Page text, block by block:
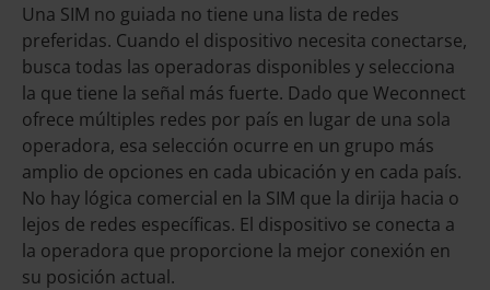
Una SIM no guiada no tiene una lista de redes
preferidas. Cuando el dispositivo necesita conectarse,
busca todas las operadoras disponibles y selecciona
la que tiene la señal más fuerte. Dado que Weconnect
ofrece múltiples redes por país en lugar de una sola
operadora, esa selección ocurre en un grupo más
amplio de opciones en cada ubicación y en cada país.
No hay lógica comercial en la SIM que la dirija hacia o
lejos de redes específicas. El dispositivo se conecta a
la operadora que proporcione la mejor conexión en
su posición actual.